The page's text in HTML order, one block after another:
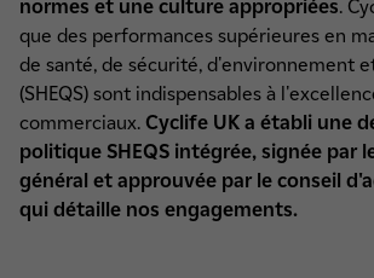
normes et une culture appropriées.
que des performances supérieures en
de santé, de sécurité, d'environnement
(SHEQS) sont indispensables à
commerciaux. Cyclife UK a établi une
politique SHEQS intégrée, signée par
général et approuvée par le conseil
qui détaille nos engagements.